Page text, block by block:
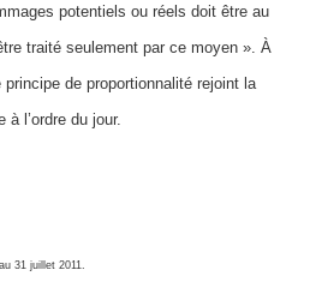
potentiels ou réels doit être au
traité seulement par ce moyen ». À
de proportionnalité rejoint la
l’ordre du jour.
31 juillet 2011.